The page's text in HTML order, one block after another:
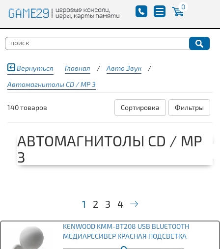
0
Вернуться Главная / Авто Звук
/
Автомагнитолы CD / MP 3
140 товаров Фильтры
Сортировка
АВТОМАГНИТОЛЫ CD / MP
3
1 2 3 4
KENWOOD KMM-BT208 USB BLUETOOTH
МЕДИАРЕСИВЕР КРАСНАЯ ПОДСВЕТКА